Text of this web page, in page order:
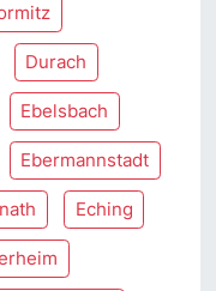
Durach
Ebelsbach
Ebermannstadt
Eching